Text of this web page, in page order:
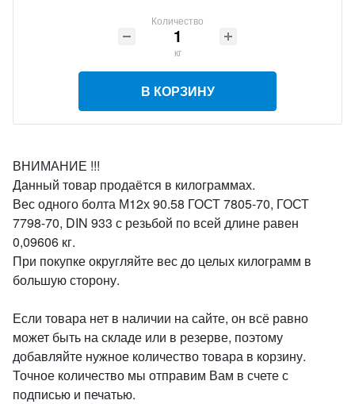
Количество
кг
В КОРЗИНУ
ВНИМАНИЕ !!!
Данный товар продаётся в килограммах.
Вес одного болта М12х 90.58 ГОСТ 7805-70, ГОСТ
7798-70, DIN 933 с резьбой по всей длине равен
0,09606 кг.
При покупке округляйте вес до целых килограмм в
большую сторону.
Если товара нет в наличии на сайте, он всё равно
может быть на складе или в резерве, поэтому
добавляйте нужное количество товара в корзину.
Точное количество мы отправим Вам в счете с
подписью и печатью.